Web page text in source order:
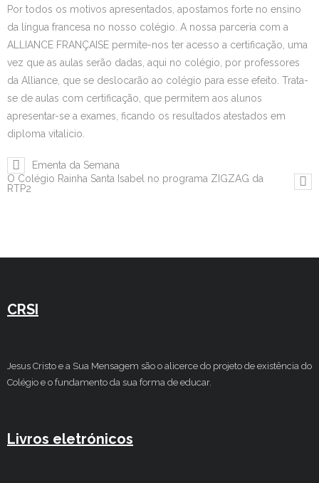
Por todos os motivos apresentados, apostamos forte no ensino
da língua francesa no nosso colégio. A nossa parceria com a
ALLIANCE FRANÇAISE permite-nos ter acesso a certificação, uma
vez que as aulas serão dadas, aqui no colégio, por professores
da Alliance, que se deslocarão ao colégio para esse efeito. Trata-
se de aulas com certificação, que permitem aos alunos
apresentar-se a exames, ficando os resultados atestados em
diploma vitalício.
Ementa da Semana
O Colégio Rainha Santa Isabel no programa ZIGZAG da
RTP2
CRSI
Jesus Cristo e a Sua Mensagem são o alicerce do projeto de existência do
Colégio e o fundamento da sua forma de educar.
Livros eletrónicos